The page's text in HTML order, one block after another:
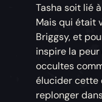
Tasha soit lié
Mais qui était
Briggsy, et
inspire la
occultes
élucider cette
replonger